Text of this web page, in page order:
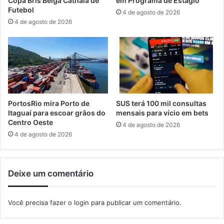
o
e
m
s
e
c
a
d
a
s
t
r
r
o
A
p
o
d
e
m
i
s
s
ã
o
d
e
p
a
p
r
t
Futebol
4 de agosto de 2026
4 de agosto de 2026
PortosRio mira Porto de
Itaguaí para escoar grãos do
Centro Oeste
4 de agosto de 2026
SUS terá 100 mil consultas
mensais para vício em bets
4 de agosto de 2026
Deixe um comentário
Você precisa fazer o login para publicar um comentário.